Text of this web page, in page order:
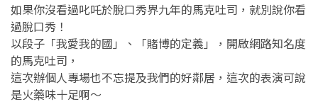
如果你沒看過叱吒於脫口秀界九年的馬克吐司，就別說你看
過脫口秀！
以段子「我愛我的國」、「賭博的定義」，開啟網路知名度
的馬克吐司，
這次辦個人專場也不忘提及我們的好鄰居，這次的表演可說
是火藥味十足啊～